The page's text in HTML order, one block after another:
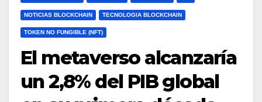
NOTICIAS BLOCKCHAIN TECNOLOGIA BLOCKCHAIN
TOKEN NO FUNGIBLE (NFT)
El metaverso alcanzaría
un 2,8% del PIB global